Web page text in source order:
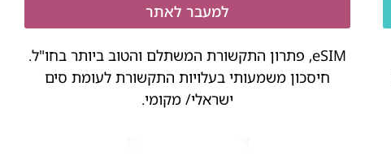
למעבר לאתר
eSIM, פתרון התקשורת המשתלם והטוב ביותר בחו"ל.
חיסכון משמעותי בעלויות התקשורת לעומת סים
ישראלי/ מקומי.